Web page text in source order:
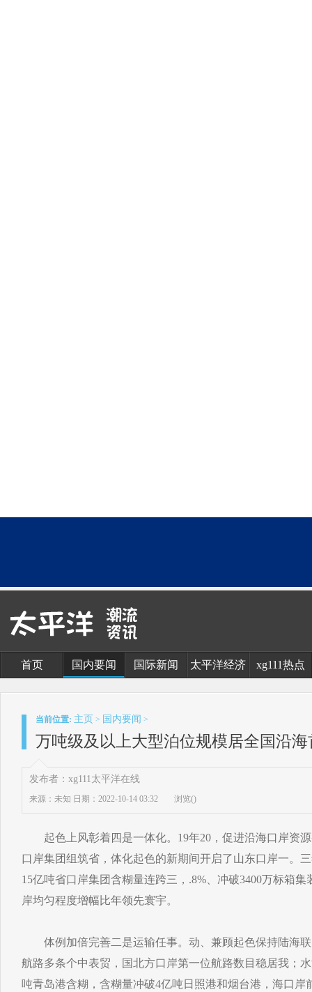
首页 国内要闻 国际新闻 太平洋经济 xg111热点
当前位置: 主页 > 国内要闻 >
万吨级及以上大型泊位规模居全国沿
发布者：xg111太平洋在线
来源：未知 日期：2022-10-14 03:32 浏览()
起色上风彰着四是一体化。19年20，促进沿海口岸资源
口岸集团组筑省，体化起色的新期间开启了山东口岸一。
15亿吨省口岸集团含糊量连跨三，.8%、冲破3400万标箱
岸均匀程度增幅比年领先寰宇。
体例加倍完善二是运输任事。动、兼顾起色保持陆海联
航路多条个中表贸，国北方口岸第一位航路数目稳居我；
吨青岛港含糊，含糊量冲破4亿吨日照港和烟台港，海口岸